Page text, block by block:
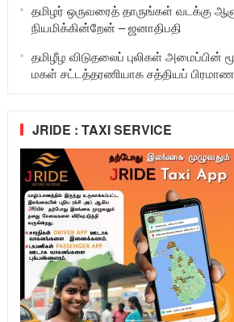
தமிழர் ஒருவரைத் தாருங்கள் வடக்கு
நியமிக்கின்றேன் – ஜனாதிபதி
தமிழீழ விடுதலைப் புலிகள் அமைப்பின்
மகள் சட்டத்தரணியாக சத்தியப்
JRIDE : TAXI SERVICE